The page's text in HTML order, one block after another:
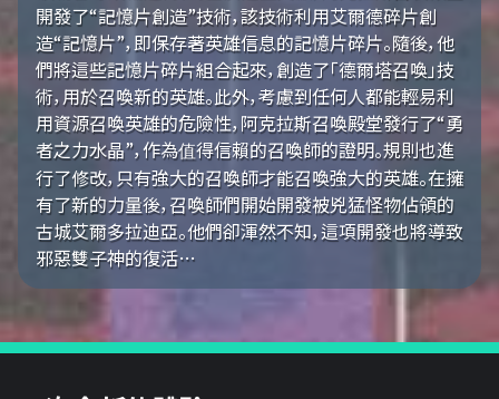
開發了“記憶片創造”技術，該技術利用艾爾德碎片創
造“記憶片”，即保存著英雄信息的記憶片碎片。隨後，他
們將這些記憶片碎片組合起來，創造了「德爾塔召喚」技
術，用於召喚新的英雄。此外，考慮到任何人都能輕易利
用資源召喚英雄的危險性，阿克拉斯召喚殿堂發行了“勇
者之力水晶”，作為值得信賴的召喚師的證明。規則也進
行了修改，只有強大的召喚師才能召喚強大的英雄。在擁
有了新的力量後，召喚師們開始開發被兇猛怪物佔領的
古城艾爾多拉迪亞。他們卻渾然不知，這項開發也將導致
邪惡雙子神的復活…